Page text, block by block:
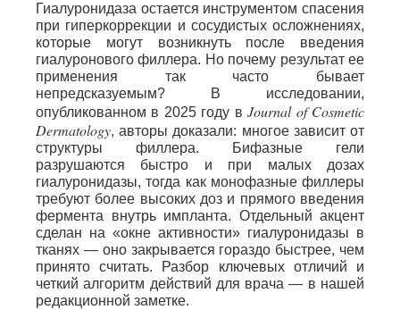
Гиалуронидаза остается инструментом спасения
при гиперкоррекции и сосудистых осложнениях,
которые могут возникнуть после введения
гиалуронового филлера. Но почему результат ее
применения так часто бывает
непредсказуемым? В исследовании,
опубликованном в 2025 году вJournal of Cosmetic
Dermatology, авторы доказали: многое зависит от
структуры филлера. Бифазные гели
разрушаются быстро и при малых дозах
гиалуронидазы, тогда как монофазные филлеры
требуют более высоких доз и прямого введения
фермента внутрь импланта. Отдельный акцент
сделан на «окне активности» гиалуронидазы в
тканях — оно закрывается гораздо быстрее, чем
принято считать. Разбор ключевых отличий и
четкий алгоритм действий для врача — в нашей
редакционной заметке.